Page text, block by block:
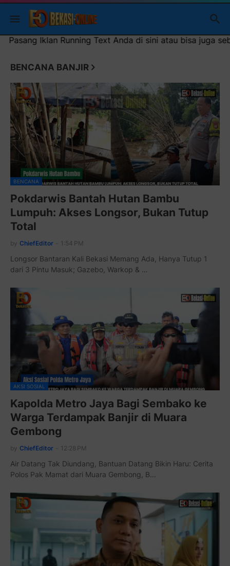
sini atau bisa juga sebagai iklan headliner di atas
BENCANA BANJIR
BENCANA
Pokdarwis Bantah Hutan Bambu
Lumpuh: Akses Longsor, Bukan Tutup
Total
by ChiefEditor 1:54 PM
Longsor Bantaran Kali Bekasi Memang Ada, Hanya Tutup 1
dari 3 Pintu Masuk; Gazebo, Warkop & …
AKSI SOSIAL
Kapolda Metro Jaya Bagi Sembako ke
Warga Terdampak Banjir di Muara
Gembong
by ChiefEditor 12:28 PM
Air Datang Tak Diundang, Bantuan Datang Bikin Haru: Cerita
Polos Pak Mamat dari Muara Gembong, B…